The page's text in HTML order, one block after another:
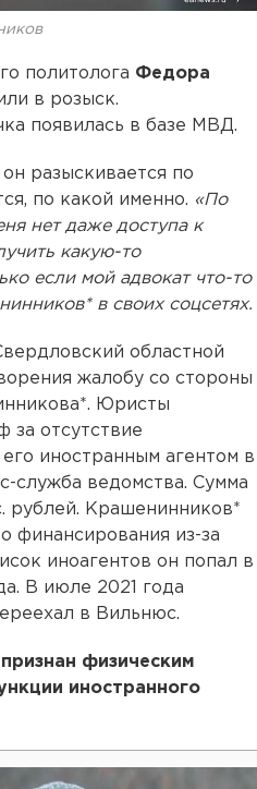
политолога Федора
в розыск.
появилась в базе МВД.
разыскивается по
по какой именно. «По
нет даже доступа к
какую-то
если мой адвокат что-то
в своих соцсетях.
областной
жалобу со стороны
Юристы
за отсутствие
иностранным агентом в
служба ведомства. Сумма
рублей. Крашенинников*
финансирования из-за
иноагентов он попал в
В июле 2021 года
в Вильнюс.
физическим
иностранного